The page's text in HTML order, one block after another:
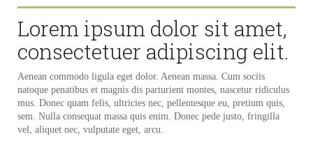
Lorem ipsum dolor sit amet,
consectetuer adipiscing elit.
Aenean commodo ligula eget dolor. Aenean massa. Cum sociis
natoque penatibus et magnis dis parturient montes, nascetur ridiculus
mus. Donec quam felis, ultricies nec, pellentesque eu, pretium quis,
sem. Nulla consequat massa quis enim. Donec pede justo, fringilla
vel, aliquet nec, vulputate eget, arcu.